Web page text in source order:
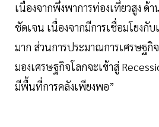
เนื่องจากพึ่งพาการท่องเที่ยวสูง ด้า
ชัดเจน เนื่องจากมีการเชื่อมโยงกั
มาก ส่วนการประมาณการเศรษฐ
มองเศรษฐกิจโลกจะเข้าสู่
มีพื้นที่การคลังเพียงพอ”